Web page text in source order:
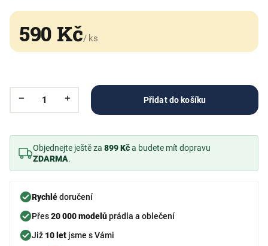
590 Kč/ ks
Přidat do košíku
Objednejte ještě za 899 Kča budete mít dopravu
ZDARMA.
Rychlédoručení
Přes20 000 modelůprádla a oblečení
Již 10 let jsme s Vámi